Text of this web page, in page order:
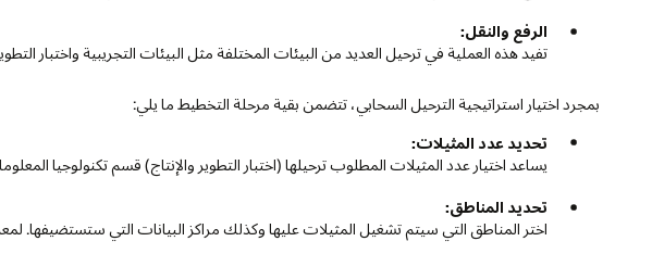
الرفع والنقل:
تفيد هذه العملية في ترحيل العديد من البيئات المختلفة مثل البيئات التجريبية واختبار
بمجرد اختيار استراتيجية الترحيل السحابي، تتضمن بقية مرحلة التخطيط ما يلي:
تحديد عدد المثيلات:
يساعد اختيار عدد المثيلات المطلوب ترحيلها (اختبار التطوير والإنتاج) قسم تكنولوجيا
تحديد المناطق:
اختر المناطق التي سيتم تشغيل المثيلات عليها وكذلك مراكز البيانات التي ستستضيفها.